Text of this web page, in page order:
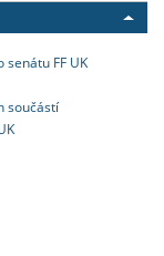
FF UK
součástí